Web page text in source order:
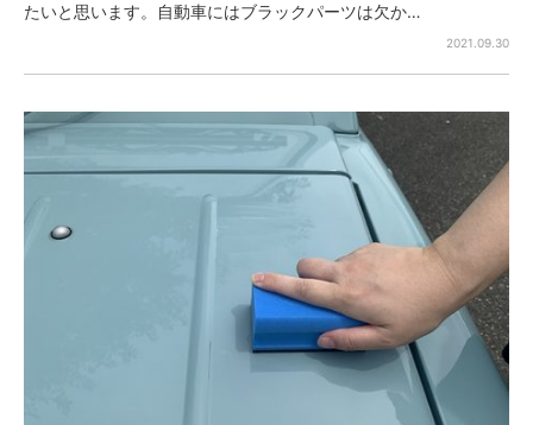
たいと思います。自動車にはブラックパーツは欠か…
2021.09.30